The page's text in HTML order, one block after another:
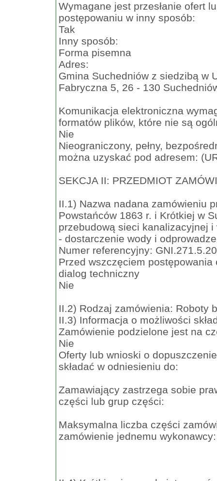
Wymagane jest przesłanie ofert
postępowaniu w inny sposób:
Tak
Inny sposób:
Forma pisemna
Adres:
Gmina Suchedniów z siedzibą w
Fabryczna 5, 26 - 130
Komunikacja elektroniczna
formatów plików, które nie są
Nie
Nieograniczony, pełny,
można uzyskać pod adresem:
SEKCJA II: PRZEDMIOT
II.1) Nazwa nadana zamówieniu
Powstańców 1863 r. i Krótkiej w
przebudową sieci kanalizacyjnej
- dostarczenie wody i
Numer referencyjny:
Przed wszczęciem
dialog techniczny
Nie
II.2) Rodzaj zamówienia: Roboty
II.3) Informacja o możliwości
Zamówienie podzielone jest na
Nie
Oferty lub wnioski o
składać w odniesieniu do:
Zamawiający zastrzega sobie
części lub grup części:
Maksymalna liczba części
zamówienie jednemu wykonawcy: